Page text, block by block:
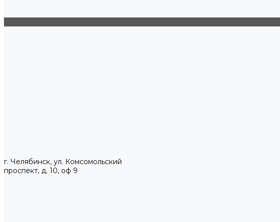
г. Челябинск, ул. Комсомольский
проспект, д. 10, оф 9